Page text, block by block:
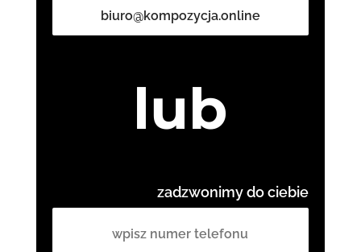
biuro@kompozycja.online
lub
zadzwonimy do ciebie